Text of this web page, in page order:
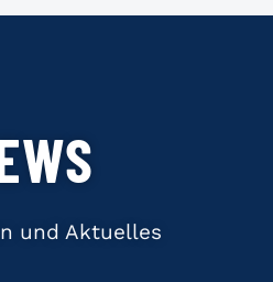
und Aktuelles